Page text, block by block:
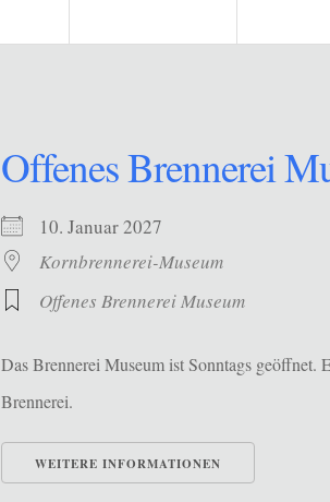
Offenes Brennerei
10. Januar 2027
Kornbrennerei-Museum
Offenes Brennerei Museum
Das Brennerei Museum ist Sonntags
Brennerei.
WEITERE INFORMATIONEN